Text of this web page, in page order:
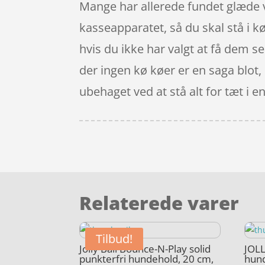
Mange har allerede fundet
kasseapparatet, så du skal stå i
hvis du ikke har valgt at få dem
der ingen kø køer er en saga
ubehaget ved at stå alt for tæt i
Relaterede varer
Tilbud!
Jolly Ball Bounce-N-Play solid
punkterfri hundehold, 20 cm,